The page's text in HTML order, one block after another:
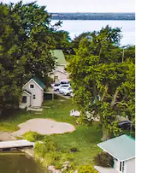
przeglądać je za pomocą